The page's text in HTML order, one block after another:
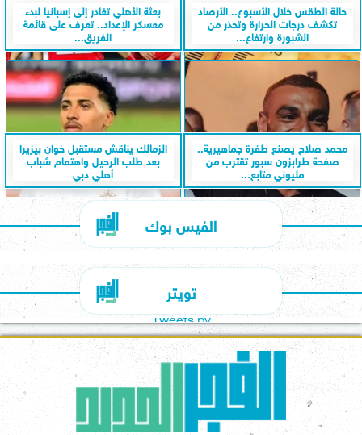
حالة الطقس خلال الأسبوع.. الأرصاد
تكشف درجات الحرارة وتحذر من
الشبورة وارتفاع...
بعثة الأهلي تغادر إلى إسبانيا لبدء
معسكر الإعداد.. تعرف على قائمة
الفريق...
محمد صلاح يصنع طفرة جماهيرية..
صفحة طرابزون سبور تقترب من
مليوني متابع...
الزمالك يناقش مستقبل خوان بيزيرا
بعد طلب الرحيل واهتمام شباب
أهلي دبي
الفيس بوك
تويتر
Tweets by